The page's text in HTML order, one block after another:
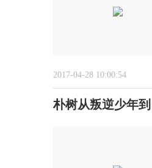
2017-04-28 10:00:54
朴树从叛逆少年